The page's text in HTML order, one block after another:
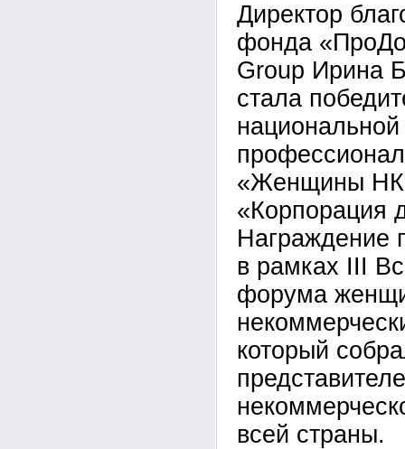
Директор
фонда
Group Ирина
стала
национальной
«Женщины
«Корпорация
Награждение
в рамках III
форума
который
всей страны.